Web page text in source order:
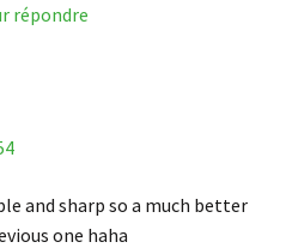
répondre
and sharp so a much better
one haha